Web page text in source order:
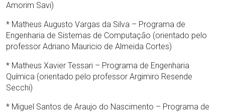
Amorim Savi)
* Matheus Augusto Vargas da Silva – Programa de
Engenharia de Sistemas de Computação (orientado pelo
professor Adriano Mauricio de Almeida Cortes)
* Matheus Xavier Tessari – Programa de Engenharia
Química (orientado pelo professor Argimiro Resende
Secchi)
* Miguel Santos de Araujo do Nascimento – Programa de